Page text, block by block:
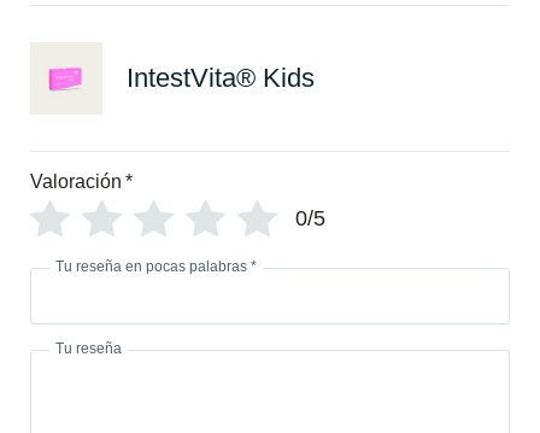
IntestVita® Kids
Valoración *
0/5
Tu reseña en pocas palabras *
Tu reseña